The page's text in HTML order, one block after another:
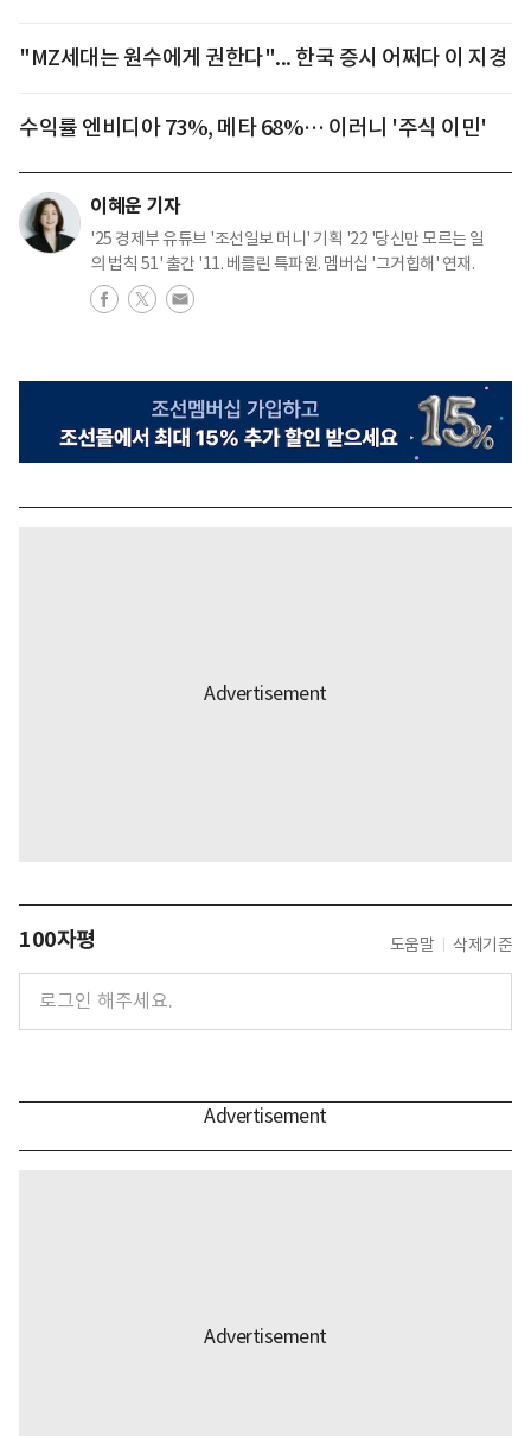
"MZ세대는 원수에게 권한다"... 한국 증시 어쩌다 이 지경
수익률 엔비디아 73%, 메타 68%… 이러니 '주식 이민'
이혜운 기자
'25 경제부 유튜브 '조선일보 머니' 기획 '22 '당신만 모르는 일
의 법칙 51' 출간 '11. 베를린 특파원. 멤버십 '그거힙해' 연재.
100자평 도움말 삭제기준